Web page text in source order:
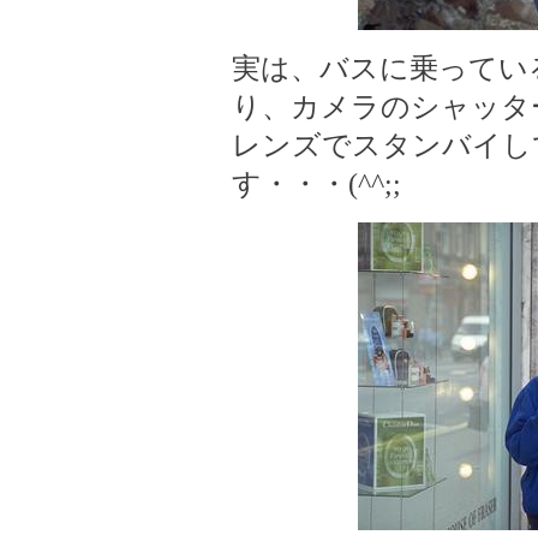
実は、バスに乗って
り、カメラのシャッ
レンズでスタンバイ
す・・・(^^;;